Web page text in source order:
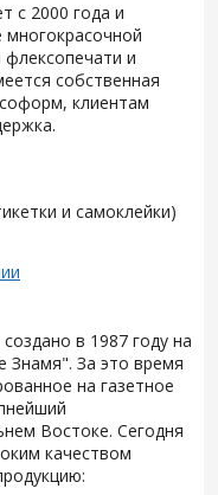
с 2000 года и
многокрасочной
и
собственная
клиентам
и самоклейки)
в 1987 году на
Знамя". За это время
на газетное
Востоке. Сегодня
качеством